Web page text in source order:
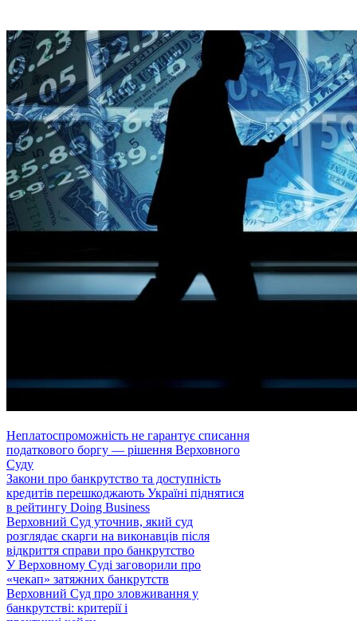
Неплатоспроможність не гарантує списання
податкового боргу — рішення Верховного
Суду
Закони про банкрутство та доступність
кредитів перешкоджають Україні піднятися
в рейтингу Doing Business
Верховний Суд уточнив, який суд
розглядає скарги на виконавців після
відкриття справи про банкрутство
У Верховному Суді заговорили про
«чекап» затяжних банкрутств
Верховний Суд про зловживання у
банкрутстві: критерії і